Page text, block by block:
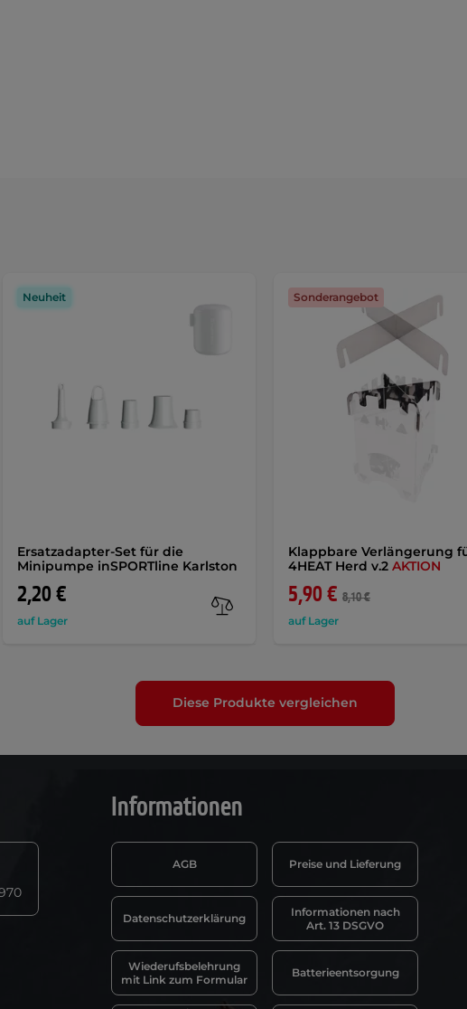
Ersatzadapter-Set für die
Minipumpe inSPORTline Karlston
2,20 €
auf Lager
Neuheit
Klappbare Verlängerung
4HEAT Herd v.2 AKTION
5,90 € 8,10 €
auf Lager
Sonderangebot
Diese Produkte vergleichen
Informationen
AGB Preise und Lieferung
Datenschutzerklärung
Informationen nach
Art. 13 DSGVO
Wiederufsbelehrung
mit Link zum Formular
Batterieentsorgung